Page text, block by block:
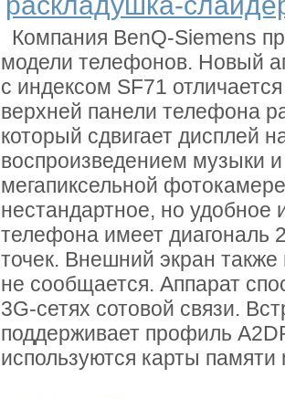
Компания BenQ-Siemens
модели телефонов. Новый
с индексом SF71
верхней панели телефона
который сдвигает дисплей
воспроизведением музыки
мегапиксельной
нестандартное, но удобное
телефона имеет
точек. Внешний экран
не сообщается. Аппарат
3G-сетях сотовой связи.
поддерживает профиль
используются карты